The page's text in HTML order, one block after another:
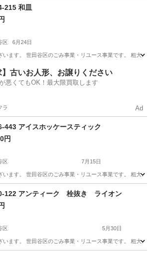
アクセサリー
215 和皿
区 6月24日
います。 世⽥⾕区のごみ事業・リユース事業です。 粗
器 リユース
】古いお人形、お譲りください
悪くてもOK！最大限買取します
ラ Ad
443 アイスホッケースティック
円
区 7月15日
います。 世⽥⾕区のごみ事業・リユース事業です。 粗
122 アンティーク 栓抜き ライオン
区 5月30日
います。 世⽥⾕区のごみ事業・リユース事業です。 粗